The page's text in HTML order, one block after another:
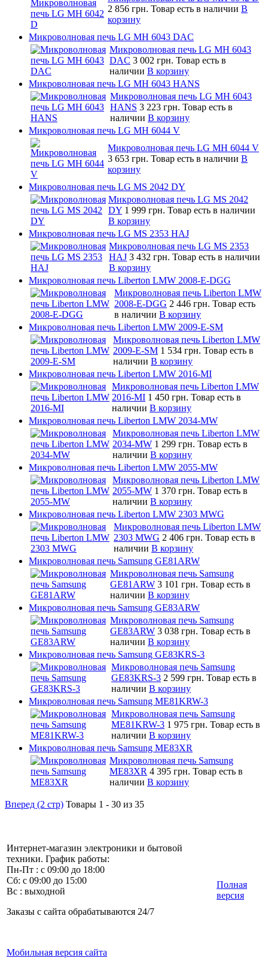
2 856 грн. Товар есть в наличии В
корзину
Микроволновая печь LG MH 6043 DAC
Микроволновая печь LG MH 6043
DAC 3 002 грн. Товар есть в
наличии В корзину
Микроволновая печь LG MH 6043 HANS
Микроволновая печь LG MH 6043
HANS 3 223 грн. Товар есть в
наличии В корзину
Микроволновая печь LG MH 6044 V
Микроволновая печь LG MH 6044 V
3 653 грн. Товар есть в наличии В
корзину
Микроволновая печь LG MS 2042 DY
Микроволновая печь LG MS 2042
DY 1 999 грн. Товар есть в наличии
В корзину
Микроволновая печь LG MS 2353 HAJ
Микроволновая печь LG MS 2353
HAJ 3 432 грн. Товар есть в наличии
В корзину
Микроволновая печь Liberton LMW 2008-E-DGG
Микроволновая печь Liberton LMW
2008-E-DGG 2 446 грн. Товар есть
в наличии В корзину
Микроволновая печь Liberton LMW 2009-E-SM
Микроволновая печь Liberton LMW
2009-E-SM 1 534 грн. Товар есть в
наличии В корзину
Микроволновая печь Liberton LMW 2016-MI
Микроволновая печь Liberton LMW
2016-MI 1 450 грн. Товар есть в
наличии В корзину
Микроволновая печь Liberton LMW 2034-MW
Микроволновая печь Liberton LMW
2034-MW 1 299 грн. Товар есть в
наличии В корзину
Микроволновая печь Liberton LMW 2055-MW
Микроволновая печь Liberton LMW
2055-MW 1 370 грн. Товар есть в
наличии В корзину
Микроволновая печь Liberton LMW 2303 MWG
Микроволновая печь Liberton LMW
2303 MWG 2 406 грн. Товар есть в
наличии В корзину
Микроволновая печь Samsung GE81ARW
Микроволновая печь Samsung
GE81ARW 3 101 грн. Товар есть в
наличии В корзину
Микроволновая печь Samsung GE83ARW
Микроволновая печь Samsung
GE83ARW 3 038 грн. Товар есть в
наличии В корзину
Микроволновая печь Samsung GE83KRS-3
Микроволновая печь Samsung
GE83KRS-3 2 599 грн. Товар есть в
наличии В корзину
Микроволновая печь Samsung ME81KRW-3
Микроволновая печь Samsung
ME81KRW-3 1 975 грн. Товар есть в
наличии В корзину
Микроволновая печь Samsung ME83XR
Микроволновая печь Samsung
ME83XR 4 395 грн. Товар есть в
наличии В корзину
Вперед (2 стр) Товары 1 - 30 из 35
Интернет-магазин электроники и бытовой
техники. График работы:
Пн-Пт : с 09:00 до 18:00
Сб: с 09:00 до 15:00
Вс : выходной
Заказы с сайта обрабатываются 24/7
Мобильная версия сайта
Полная
версия